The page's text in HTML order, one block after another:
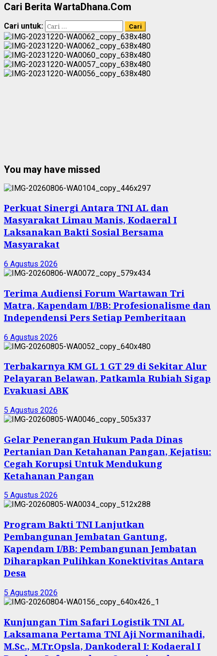
Cari Berita WartaDhana.Com
Cari untuk:
You may have missed
Perkuat Sinergi Antara TNI AL dan
Masyarakat Limau Manis, Kodaeral I
Laksanakan Bakti Sosial Bersama
Masyarakat
6 Agustus 2026
Terima Audiensi Forum Wartawan Tri
Matra, Kapendam I/BB: Profesionalisme dan
Independensi Pers Setiap Pemberitaan
6 Agustus 2026
Terbakarnya KM GL 1 GT 29 di Sekitar Alur
Pelayaran Belawan, Patkamla Rubiah Sigap
Evakuasi ABK
5 Agustus 2026
Gelar Penerangan Hukum Pada Dinas
Pertanian Dan Ketahanan Pangan, Kejatisu:
Cegah Korupsi Untuk Mendukung
Ketahanan Pangan
5 Agustus 2026
Program Bakti TNI Lanjutkan
Pembangunan Jembatan Gantung,
Kapendam I/BB: Pembangunan Jembatan
Diharapkan Pulihkan Konektivitas Antara
Desa
5 Agustus 2026
Kunjungan Tim Safari Logistik TNI AL
Laksamana Pertama TNI Aji Normanihadi,
M.Sc., M.Tr.Opsla, Dankoderal I: Kodaeral I